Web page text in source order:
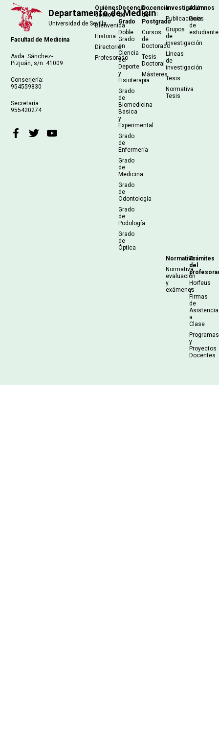
Facultad de Medicina
Avda. Sánchez-
Pizjuán, s/n. 41009
Conserjería:
954559830
Secretaría:
955420274
Navegación
principal
Quiénes
somos
Bienvenida
Historia
Directorio
Profesorado
Docencia
de
Grado
Doble
Grado
en
Ciencia
del
Deporte
y
Fisioterapia
Grado
de
Biomedicina
Basica
y
Experimental
Grado
de
Enfermería
Grado
de
Medicina
Grado
de
Odontología
Grado
de
Podología
Grado
de
Óptica
Docencia
de
Postgrado
Cursos
de
Doctorado
Tesis
Doctoral
Másteres
Investigación
Publicaciones
Grupos
de
investigación
Líneas
de
investigación
Tesis
Normativa
Tesis
Alumnos
Guía
de
Normativa
Normativa
evaluación
y
exámenes
Trámites
del
Horfeus
y
Firmas
de
Asistencia
a
Clase
Programas
y
Proyectos
Docentes